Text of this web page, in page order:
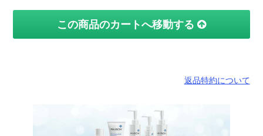
この商品のカートへ移動する
返品特約について